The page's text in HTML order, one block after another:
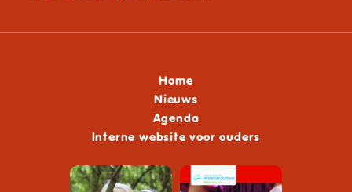
Home
Nieuws
Agenda
Interne website voor ouders